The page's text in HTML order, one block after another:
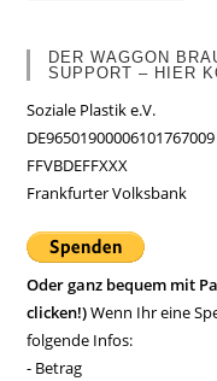
DER WAGGON
SUPPORT – HIER
Soziale Plastik e.V.
DE96501900006101767009
FFVBDEFFXXX
Frankfurter Volksbank
Oder ganz bequem mit
clicken!)Wenn Ihr eine
folgende Infos:
- Betrag